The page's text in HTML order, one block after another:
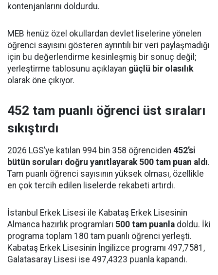
kontenjanlarını doldurdu.
MEB henüz özel okullardan devlet liselerine yönelen
öğrenci sayısını gösteren ayrıntılı bir veri paylaşmadığı
için bu değerlendirme kesinleşmiş bir sonuç değil;
yerleştirme tablosunu açıklayan güçlü bir olasılık
olarak öne çıkıyor.
452 tam puanlı öğrenci üst sıraları
sıkıştırdı
2026 LGS’ye katılan 994 bin 358 öğrenciden 452’si
bütün soruları doğru yanıtlayarak 500 tam puan aldı.
Tam puanlı öğrenci sayısının yüksek olması, özellikle
en çok tercih edilen liselerde rekabeti artırdı.
İstanbul Erkek Lisesi ile Kabataş Erkek Lisesinin
Almanca hazırlık programları 500 tam puanla doldu. İki
programa toplam 180 tam puanlı öğrenci yerleşti.
Kabataş Erkek Lisesinin İngilizce programı 497,7581,
Galatasaray Lisesi ise 497,4323 puanla kapandı.